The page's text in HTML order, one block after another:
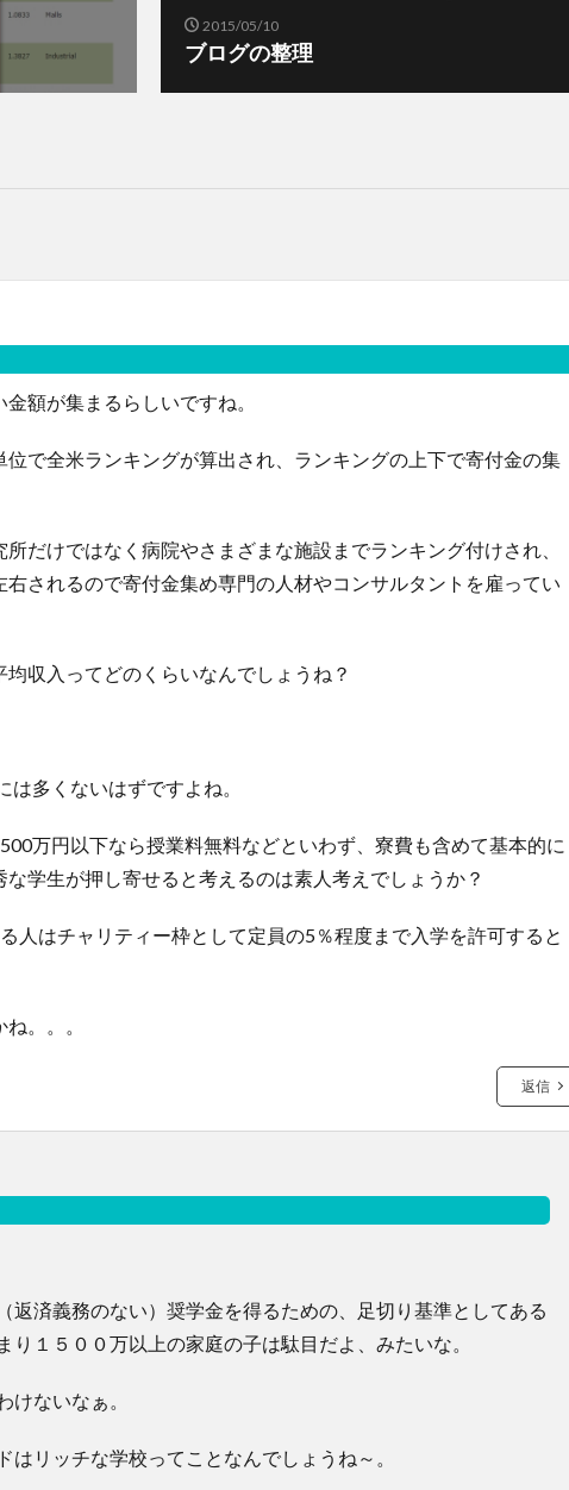
2015/05/10
ブログの整理
額が集まるらしいですね。
で全米ランキングが算出され、ランキングの上下で寄付金の集
だけではなく病院やさまざまな施設までランキング付けされ、
されるので寄付金集め専門の人材やコンサルタントを雇ってい
収入ってどのくらいなんでしょうね？
多くないはずですよね。
万円以下なら授業料無料などといわず、寮費も含めて基本的に
学生が押し寄せると考えるのは素人考えでしょうか？
人はチャリティー枠として定員の5％程度まで入学を許可すると
。。。
返信
返済義務のない）奨学金を得るための、足切り基準としてある
り１５００万以上の家庭の子は駄目だよ、みたいな。
けないなぁ。
はリッチな学校ってことなんでしょうね～。